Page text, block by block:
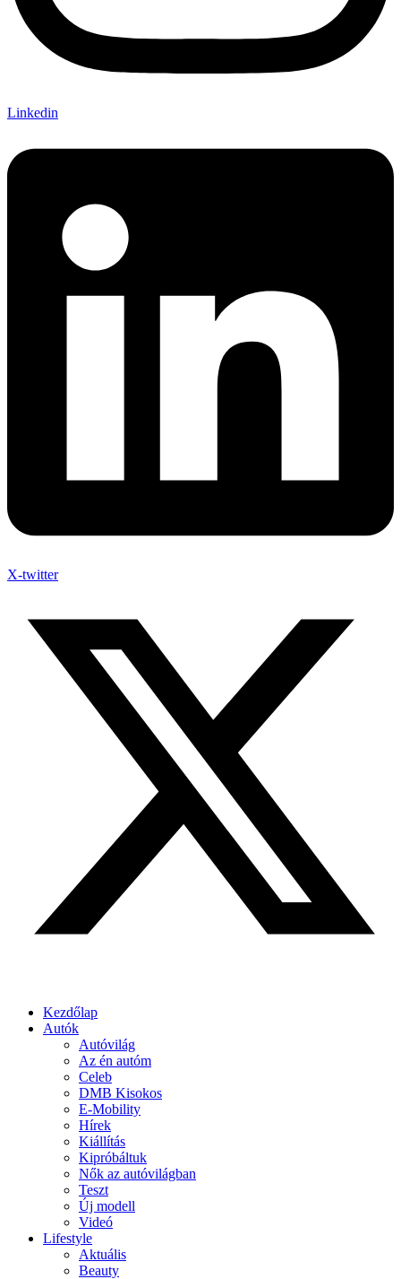
Linkedin
X-twitter
Kezdőlap
Autók
Autóvilág
Az én autóm
Celeb
DMB Kisokos
E-Mobility
Hírek
Kiállítás
Kipróbáltuk
Nők az autóvilágban
Teszt
Új modell
Videó
Lifestyle
Aktuális
Beauty